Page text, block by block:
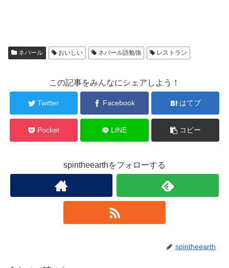
ネパール おいしい ネパール語勉強 レストラン
この記事をみんなにシェアしよう！
Twitter Facebook はてブ
Pocket LINE コピー
spintheearthをフォローする
spintheearth